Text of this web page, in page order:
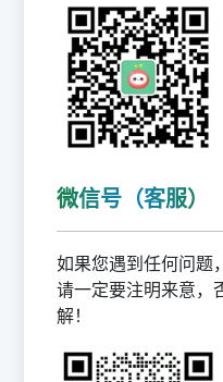
微信号（客服）
如果您遇到任何问题
请一定要注明来意，
解！